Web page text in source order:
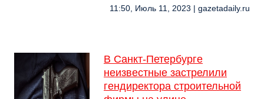
11:50, Июль 11, 2023 | gazetadaily.ru
В Санкт-Петербурге
неизвестные застрелили
гендиректора строительной